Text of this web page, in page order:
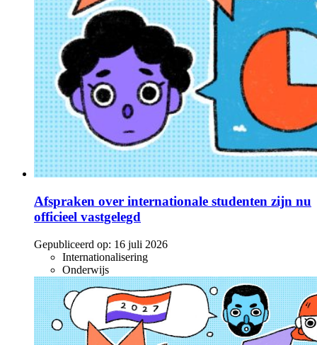
Afspraken over internationale studenten zijn nu
officieel vastgelegd
Gepubliceerd op: 16 juli 2026
Internationalisering
Onderwijs